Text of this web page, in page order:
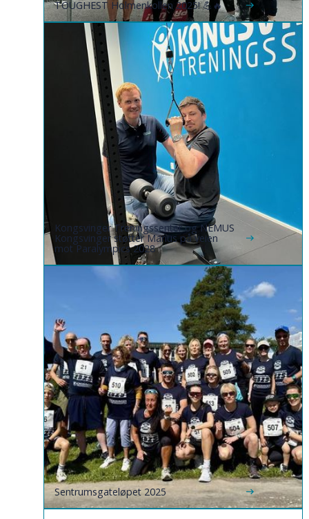
TOUGHEST Holmenkollen 2025! 💪🔥
Kongsvinger Treningssenter og NEMUS
Kongsvinger støtter Marius på veien
mot Paralympics 2028
Sentrumsgateløpet 2025